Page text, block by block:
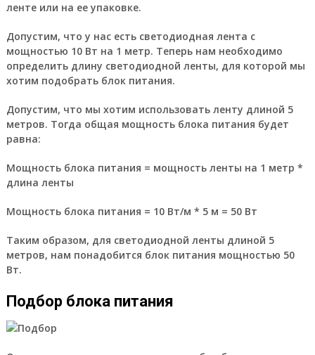
ленте или на ее упаковке.
Допустим, что у нас есть светодиодная лента с
мощностью 10 Вт на 1 метр. Теперь нам необходимо
определить длину светодиодной ленты, для которой мы
хотим подобрать блок питания.
Допустим, что мы хотим использовать ленту длиной 5
метров. Тогда общая мощность блока питания будет
равна:
Мощность блока питания = мощность ленты на 1 метр *
длина ленты
Мощность блока питания = 10 Вт/м * 5 м = 50 Вт
Таким образом, для светодиодной ленты длиной 5
метров, нам понадобится блок питания мощностью 50
Вт.
Подбор блока питания